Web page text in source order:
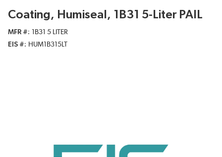
Coating, Humiseal, 1B31 5-Liter PAIL
MFR #
1B31 5 LITER
EIS #
HUM1B315LT